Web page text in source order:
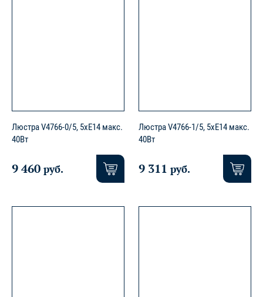
Люстра V4766-0/5, 5xE14 макс.
40Вт
9 460 руб.
Люстра V4766-1/5, 5xE14 макс.
40Вт
9 311 руб.